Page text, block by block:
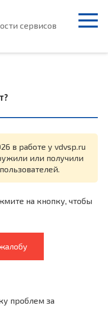
сервисов
в работе у vdvsp.ru
или получили
на кнопку, чтобы
проблем за